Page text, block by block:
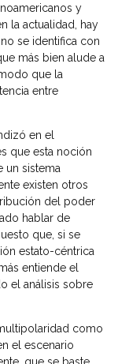
y
la actualidad, hay
se identifica con
más bien alude a
que la
entre
en el
que esta noción
un sistema
existen otros
del poder
hablar de
que, si se
estato-céntrica
entiende el
el análisis sobre
como
el escenario